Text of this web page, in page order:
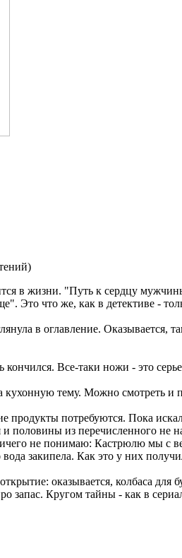
)
в жизни. "Путь к сердцу
Это что же, как в детективе -
в оглавление. Оказывается,
кончился. Все-таки ножи - это
тему. Можно смотреть и
продукты потребуются. Пока
половины из перечисленного не
не понимаю: Кастрюлю мы с
закипела. Как это у них
оказывается, колбаса для
запас. Кругом тайны - как в